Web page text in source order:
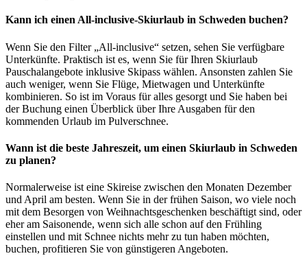
Kann ich einen All-inclusive-Skiurlaub in Schweden buchen?
Wenn Sie den Filter „All-inclusive“ setzen, sehen Sie verfügbare
Unterkünfte. Praktisch ist es, wenn Sie für Ihren Skiurlaub
Pauschalangebote inklusive Skipass wählen. Ansonsten zahlen Sie
auch weniger, wenn Sie Flüge, Mietwagen und Unterkünfte
kombinieren. So ist im Voraus für alles gesorgt und Sie haben bei
der Buchung einen Überblick über Ihre Ausgaben für den
kommenden Urlaub im Pulverschnee.
Wann ist die beste Jahreszeit, um einen Skiurlaub in Schweden
zu planen?
Normalerweise ist eine Skireise zwischen den Monaten Dezember
und April am besten. Wenn Sie in der frühen Saison, wo viele noch
mit dem Besorgen von Weihnachtsgeschenken beschäftigt sind, oder
eher am Saisonende, wenn sich alle schon auf den Frühling
einstellen und mit Schnee nichts mehr zu tun haben möchten,
buchen, profitieren Sie von günstigeren Angeboten.